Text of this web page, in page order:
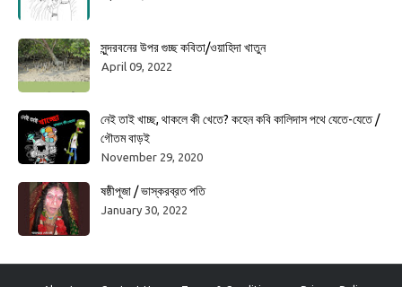
সুন্দরবনের উপর গুচ্ছ কবিতা/ওয়াহিদা খাতুন
April 09, 2022
নেই তাই খাচ্ছ, থাকলে কী খেতে? কহেন কবি কালিদাস পথে যেতে-যেতে /
গৌতম বাড়ই
November 29, 2020
ষষ্ঠীপূজা / ভাস্করব্রত পতি
January 30, 2022